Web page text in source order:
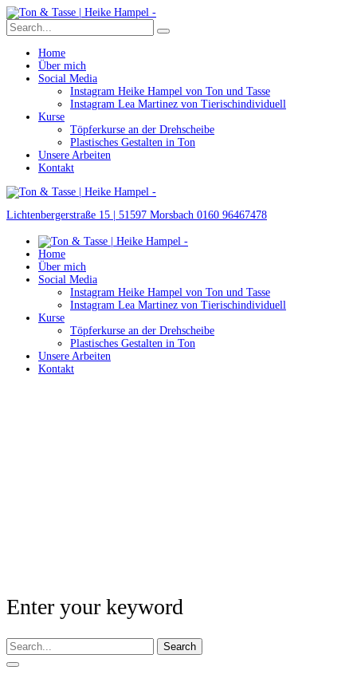
Home
Über mich
Social Media
Instagram Heike Hampel von Ton und Tasse
Instagram Lea Martinez von Tierischindividuell
Kurse
Töpferkurse an der Drehscheibe
Plastisches Gestalten in Ton
Unsere Arbeiten
Kontakt
Lichtenbergerstraße 15 | 51597 Morsbach 0160 96467478
Home
Über mich
Social Media
Instagram Heike Hampel von Ton und Tasse
Instagram Lea Martinez von Tierischindividuell
Kurse
Töpferkurse an der Drehscheibe
Plastisches Gestalten in Ton
Unsere Arbeiten
Kontakt
Enter your keyword
Search